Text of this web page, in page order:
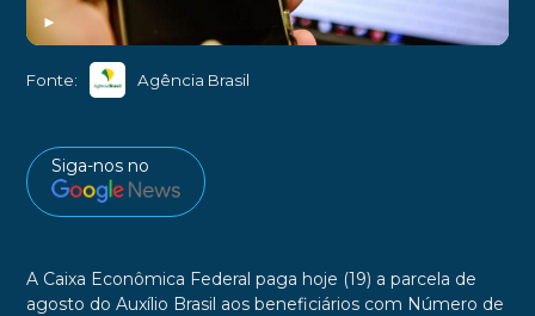
►
Fonte: Agência Brasil
Siga-nos no
A Caixa Econômica Federal paga hoje (19) a parcela de
agosto do Auxílio Brasil aos beneficiários com Número de